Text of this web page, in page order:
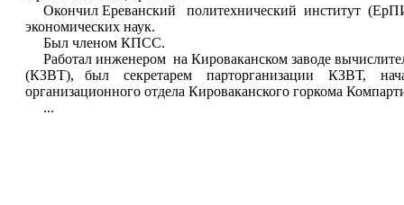
Окончил Ереванский политехнический институт
экономических наук.
Был членом КПСС.
Работал инженером на Кироваканском заводе
(КЗВТ), был секретарем парторганизации КЗВТ,
организационного отдела Кироваканского горкома
...